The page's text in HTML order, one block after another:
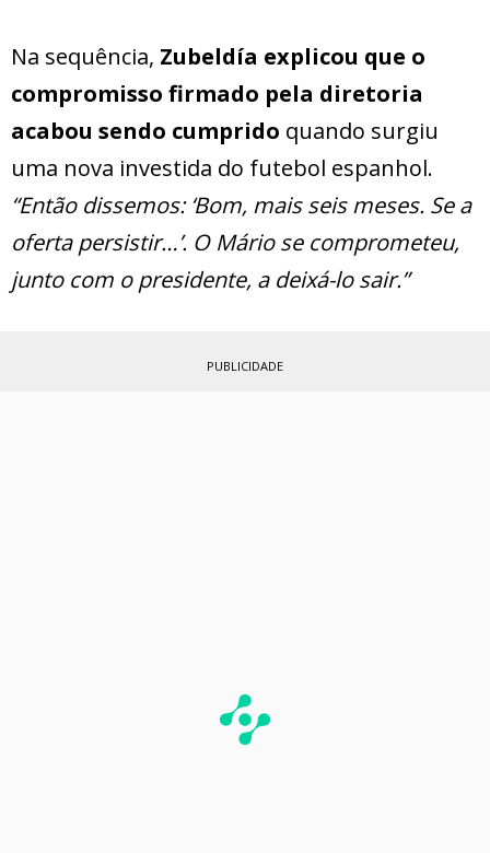
Na sequência, Zubeldía explicou que o
compromisso firmado pela diretoria
acabou sendo cumprido quando surgiu
uma nova investida do futebol espanhol.
“Então dissemos: ‘Bom, mais seis meses. Se a
oferta persistir…’. O Mário se comprometeu,
junto com o presidente, a deixá-lo sair.”
PUBLICIDADE